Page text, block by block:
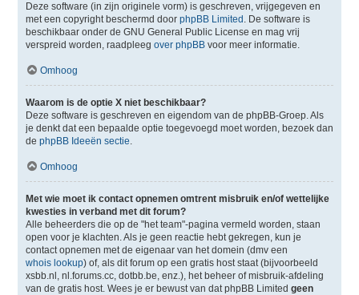
Deze software (in zijn originele vorm) is geschreven, vrijgegeven en
met een copyright beschermd door phpBB Limited . De software is
beschikbaar onder de GNU General Public License en mag vrij
verspreid worden, raadpleeg over phpBBvoor meer informatie.
Omhoog
Waarom is de optie X niet beschikbaar?
Deze software is geschreven en eigendom van de phpBB-Groep. Als
je denkt dat een bepaalde optie toegevoegd moet worden, bezoek dan
de phpBB Ideeën sectie.
Omhoog
Met wie moet ik contact opnemen omtrent misbruik en/of wettelijke
kwesties in verband met dit forum?
Alle beheerders die op de "het team"-pagina vermeld worden, staan
open voor je klachten. Als je geen reactie hebt gekregen, kun je
contact opnemen met de eigenaar van het domein (dmv een
whois lookup) of, als dit forum op een gratis host staat (bijvoorbeeld
xsbb.nl, nl.forums.cc, dotbb.be, enz.), het beheer of misbruik-afdeling
van de gratis host. Wees je er bewust van dat phpBB Limited geen